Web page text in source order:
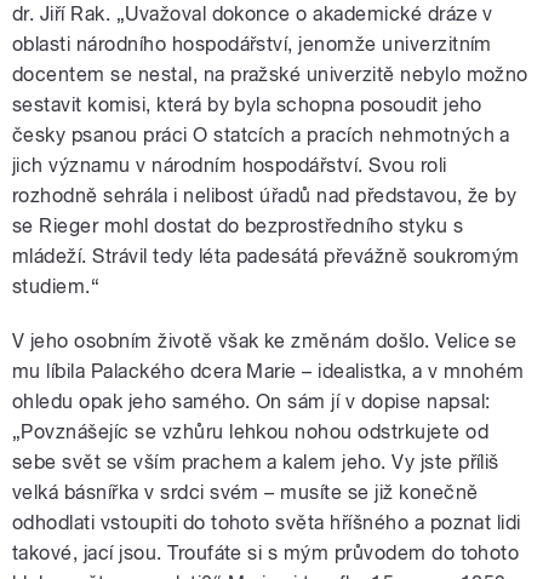
dr. Jiří Rak. „Uvažoval dokonce o akademické dráze v
oblasti národního hospodářství, jenomže univerzitním
docentem se nestal, na pražské univerzitě nebylo možno
sestavit komisi, která by byla schopna posoudit jeho
česky psanou práci O statcích a pracích nehmotných a
jich významu v národním hospodářství. Svou roli
rozhodně sehrála i nelibost úřadů nad představou, že by
se Rieger mohl dostat do bezprostředního styku s
mládeží. Strávil tedy léta padesátá převážně soukromým
studiem.“
V jeho osobním životě však ke změnám došlo. Velice se
mu líbila Palackého dcera Marie – idealistka, a v mnohém
ohledu opak jeho samého. On sám jí v dopise napsal:
„Povznášejíc se vzhůru lehkou nohou odstrkujete od
sebe svět se vším prachem a kalem jeho. Vy jste příliš
velká básnířka v srdci svém – musíte se již konečně
odhodlati vstoupiti do tohoto světa hříšného a poznat lidi
takové, jací jsou. Troufáte si s mým průvodem do tohoto